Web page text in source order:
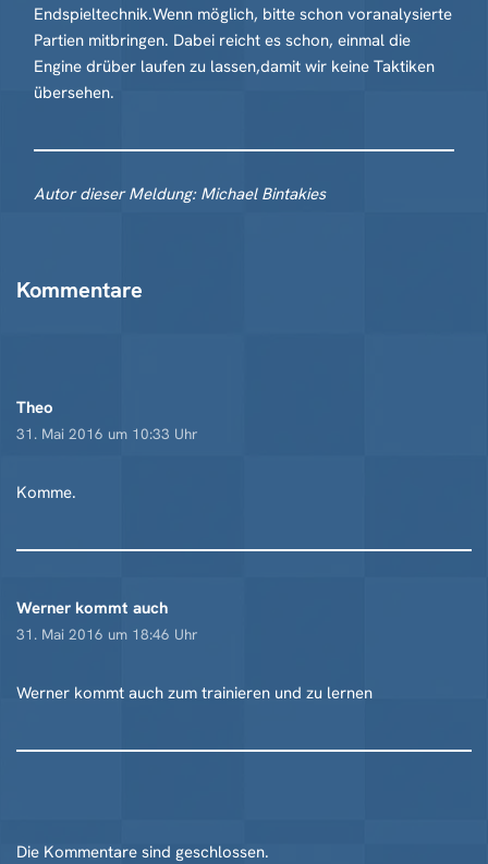
Endspieltechnik.Wenn möglich, bitte schon voranalysierte
Partien mitbringen. Dabei reicht es schon, einmal die
Engine drüber laufen zu lassen,damit wir keine Taktiken
übersehen.
Autor dieser Meldung: Michael Bintakies
Kommentare
Theo
31. Mai 2016 um 10:33 Uhr
Komme.
Werner kommt auch
31. Mai 2016 um 18:46 Uhr
Werner kommt auch zum trainieren und zu lernen
Die Kommentare sind geschlossen.